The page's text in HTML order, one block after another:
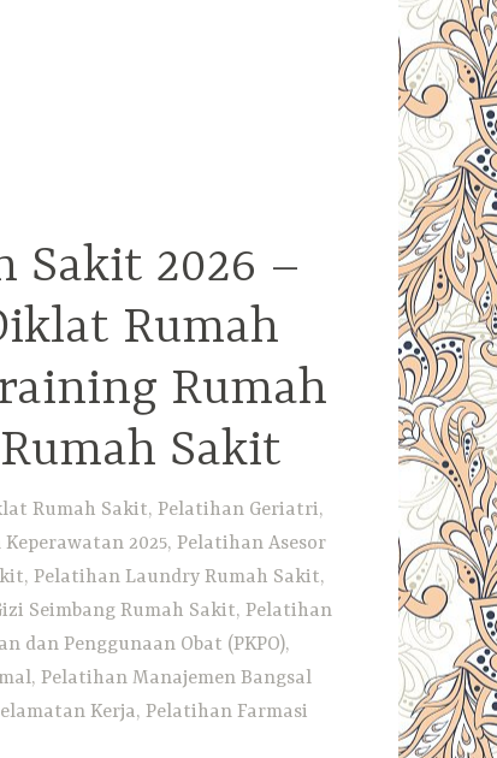
Sakit 2026 –
Rumah
Rumah
Sakit
Rumah Sakit, Pelatihan Geriatri,
2025, Pelatihan Asesor
Pelatihan Laundry Rumah Sakit,
Seimbang Rumah Sakit, Pelatihan
dan Penggunaan Obat (PKPO),
Pelatihan Manajemen Bangsal
Kerja, Pelatihan Farmasi